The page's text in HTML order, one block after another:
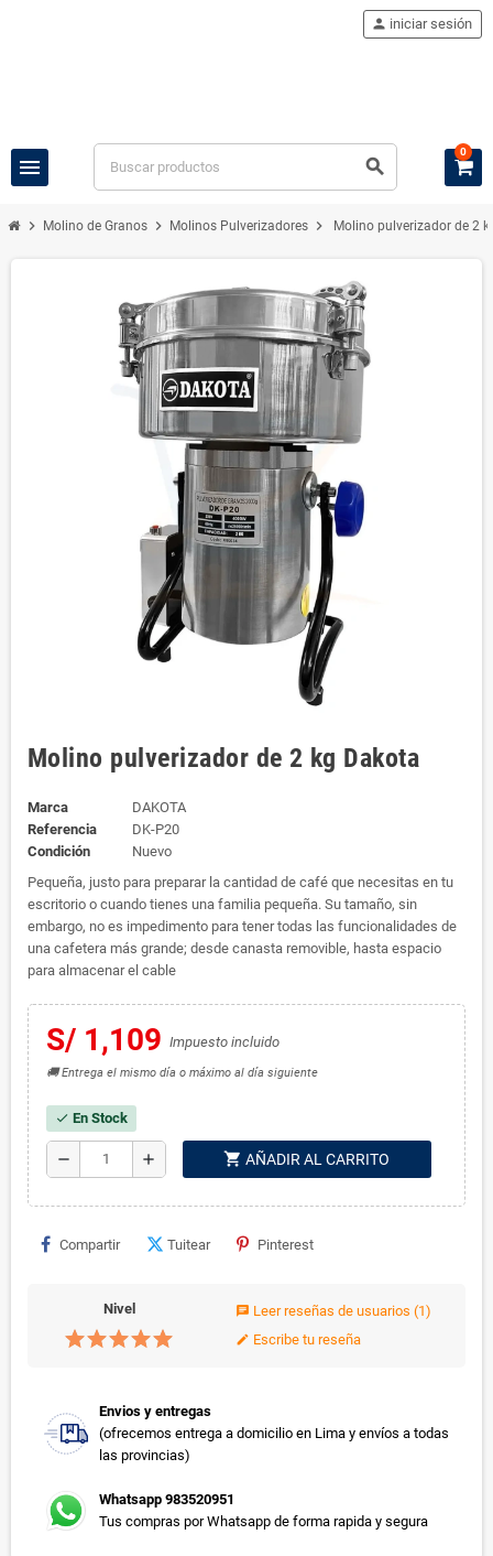
menu search
person iniciar sesión
0
chevron_right Molino de Granos chevron_right Molinos Pulverizadores chevron_right Molino pulverizador de 2
Molino pulverizador de 2 kg Dakota
Marca
DAKOTA
Referencia
DK-P20
Condición
Nuevo
Pequeña, justo para preparar la cantidad de café que necesitas en tu
escritorio o cuando tienes una familia pequeña. Su tamaño, sin
embargo, no es impedimento para tener todas las funcionalidades de
una cafetera más grande; desde canasta removible, hasta espacio
para almacenar el cable
S/ 1,109 Impuesto incluido
🚚 Entrega el mismo día o máximo al día siguiente
check En Stock
remove add shopping_cart AÑADIR AL CARRITO
Compartir Tuitear Pinterest
Nivel chat Leer reseñas de usuarios (1)
edit Escribe tu reseña
Envios y entregas
(ofrecemos entrega a domicilio en Lima y envíos a todas
las provincias)
Whatsapp 983520951
Tus compras por Whatsapp de forma rapida y segura